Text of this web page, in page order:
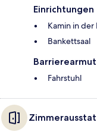
Einrichtungen
Kamin in der
Bankettsaal
Barrierearmut
Fahrstuhl